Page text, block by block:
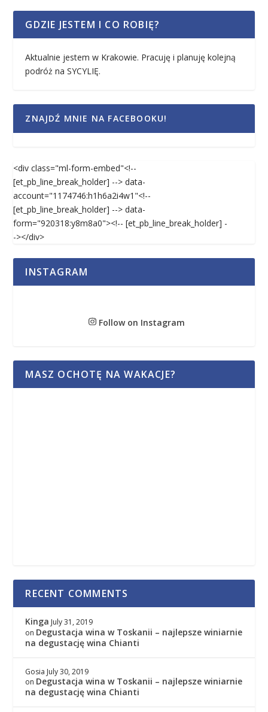
GDZIE JESTEM I CO ROBIĘ?
Aktualnie jestem w Krakowie. Pracuję i planuję kolejną
podróż na SYCYLIĘ.
ZNAJDŹ MNIE NA FACEBOOKU!
<div class="ml-form-embed"<!--
[et_pb_line_break_holder] --> data-
account="1174746:h1h6a2i4w1"<!--
[et_pb_line_break_holder] --> data-
form="920318:y8m8a0"><!-- [et_pb_line_break_holder] -
-></div>
INSTAGRAM
Follow on Instagram
MASZ OCHOTĘ NA WAKACJE?
RECENT COMMENTS
Kinga July 31, 2019
on Degustacja wina w Toskanii – najlepsze winiarnie
na degustację wina Chianti
Gosia July 30, 2019
on Degustacja wina w Toskanii – najlepsze winiarnie
na degustację wina Chianti